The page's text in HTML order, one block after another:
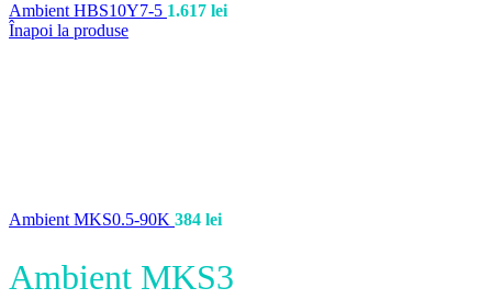
Ambient HBS10Y7-5 1.617 lei
Înapoi la produse
Ambient MKS0.5-90K 384 lei
Ambient MKS3